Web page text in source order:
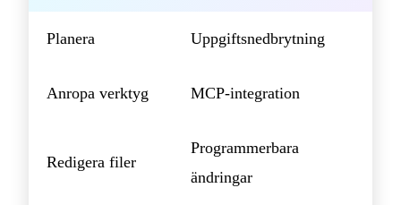
Planera Uppgiftsnedbrytning
Anropa verktyg MCP-integration
Redigera filer
Programmerbara
ändringar